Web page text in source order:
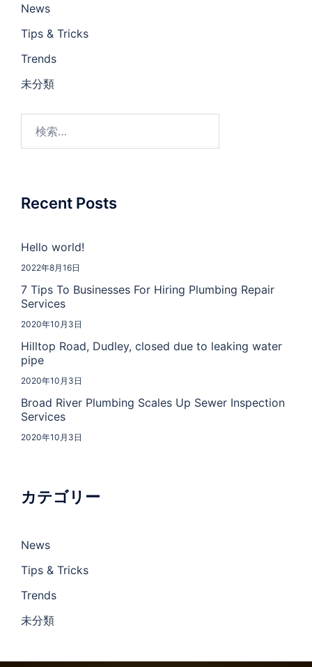
News
Tips & Tricks
Trends
未分類
Recent Posts
Hello world!
2022年8月16日
7 Tips To Businesses For Hiring Plumbing Repair
Services
2020年10月3日
Hilltop Road, Dudley, closed due to leaking water
pipe
2020年10月3日
Broad River Plumbing Scales Up Sewer Inspection
Services
2020年10月3日
カテゴリー
News
Tips & Tricks
Trends
未分類